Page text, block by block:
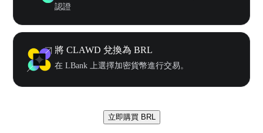
認證
將 CLAWD 兌換為 BRL
在 LBank 上選擇加密貨幣進行交易。
立即購買 BRL